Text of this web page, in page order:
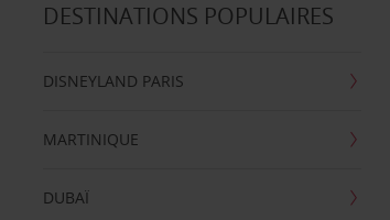
DESTINATIONS POPULAIRES
DISNEYLAND PARIS
MARTINIQUE
DUBAÏ